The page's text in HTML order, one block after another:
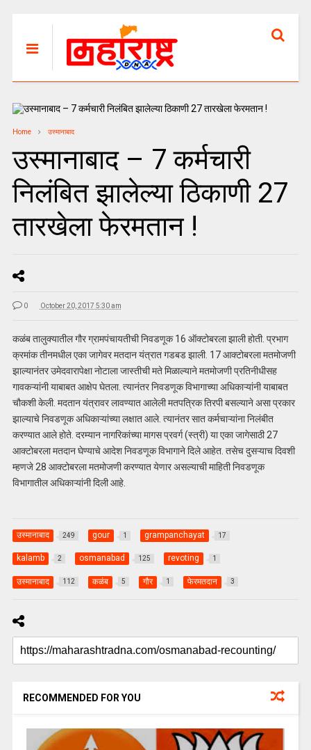
Home उस्मानाबाद
उस्मानाबाद – 7 कर्मचारी
निलंबित झालेल्या ठिकाणी 27
तारखेला फेरमतान !
0 October 20, 2017 5:30 am
कळंब तालुक्यातील गौर ग्रामपंचायतीची निवडणूक 16 ऑक्टोबरला झाली होती. प्रभाग
क्रमांक तीनमधील एका जागेवर मतदान यंत्रात गडबड झाली. 17 आक्टोबरला मतमोजणी
झाल्यानंतर उमेदवारापेक्षा नोटाला जास्तीची मते मिळाल्याने मतमोजणी प्रतिनीधीसह
गावकऱ्यांनी याबाबत आक्षेप घेतला. त्यानंतर निवडणूक विभागाच्या अधिकाऱ्यांनी याबाबत
चौकशी केली. मदतान यंत्रावर लावण्यात आलेली मतपत्रिक तिरपी बसल्याने असा प्रकार
झाल्याचे निवडणूक अधिकाऱ्यांच्या लक्षात आले. त्यानंतर सात कर्मचाऱ्यांना निलंबीत
करण्यात आले होते. दरम्यान नागरिकांच्या मागस प्रवर्ग (स्त्री) या एका जागेसाठी 27
आक्टोबरला मतदान घेण्याचे आदेश निवडणूक विभागाने दिले आहेत. तसेच दुसऱ्याच दिवशी
म्हणजे 28 आक्टोबरला मतमोजणी करण्यात येणार असल्याची माहिती निवडणूक
विभागातील अधिकाऱ्यांनी दिली आहे.
उस्मानाबाद 249 gour 1 grampanchayat 17
kalamb 2 osmanabad 125 revoting 1
उस्मानाबाद 112 कळंब 5 गौर 1 फेरमतदान 3
RECOMMENDED FOR YOU